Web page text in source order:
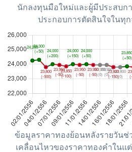
นักลงทุนมือใหม่และผู้มีประสบก
ประกอบการตัดสินใจในทุ
ข้อมูลราคาทองย้อนหลังรายวันช่
เคลื่อนไหวของราคาทองคำในแ